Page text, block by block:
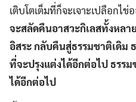
เติบโตเต็มที่ก็จะเจาะเปลือกไข่
จะสลัดคืนอาสวะกิเลสทั้งหล
อิสระ กลับคืนสู่ธรรมชาติเดิม
ที่จะปรุงแต่งได้อีกต่อไป ธรร
ได้อีกต่อไป